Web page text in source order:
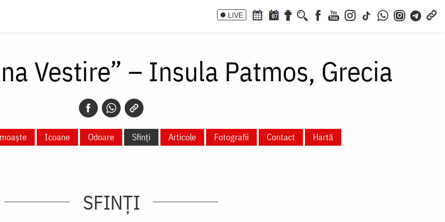
LIVE 07
Vestire” – Insula Patmos, Grecia
Icoane Odoare Sfinți Articole Fotografii Contact Hartă
SFINȚI